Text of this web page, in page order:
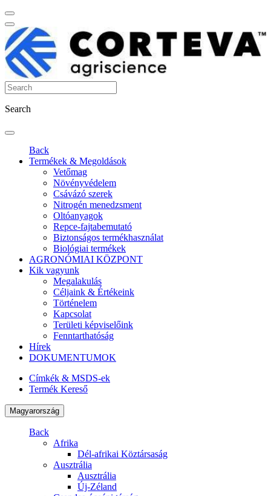
Search
Back
Termékek & Megoldások
Vetőmag
Növényvédelem
Csávázó szerek
Nitrogén menedzsment
Oltóanyagok
Repce-fajtabemutató
Biztonságos termékhasználat
Biológiai termékek
AGRONÓMIAI KÖZPONT
Kik vagyunk
Megalakulás
Céljaink & Értékeink
Történelem
Kapcsolat
Területi képviselőink
Fenntarthatóság
Hírek
DOKUMENTUMOK
Címkék & MSDS-ek
Termék Kereső
Magyarország
Back
Afrika
Dél-afrikai Köztársaság
Ausztrália
Ausztrália
Új-Zéland